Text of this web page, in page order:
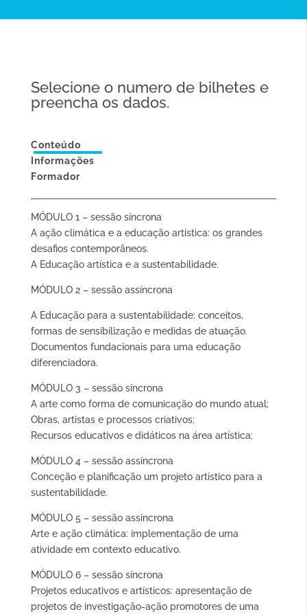
Selecione o numero de bilhetes e
preencha os dados.
Conteúdo
Informações
Formador
MÓDULO 1 – sessão síncrona
A ação climática e a educação artística: os grandes
desafios contemporâneos.
A Educação artística e a sustentabilidade.
MÓDULO 2 – sessão assíncrona
A Educação para a sustentabilidade: conceitos,
formas de sensibilização e medidas de atuação.
Documentos fundacionais para uma educação
diferenciadora.
MÓDULO 3 – sessão síncrona
A arte como forma de comunicação do mundo atual;
Obras, artistas e processos criativos;
Recursos educativos e didáticos na área artística;
MÓDULO 4 – sessão assíncrona
Conceção e planificação um projeto artístico para a
sustentabilidade.
MÓDULO 5 – sessão assíncrona
Arte e ação climática: implementação de uma
atividade em contexto educativo.
MÓDULO 6 – sessão síncrona
Projetos educativos e artísticos: apresentação de
projetos de investigação-ação promotores de uma